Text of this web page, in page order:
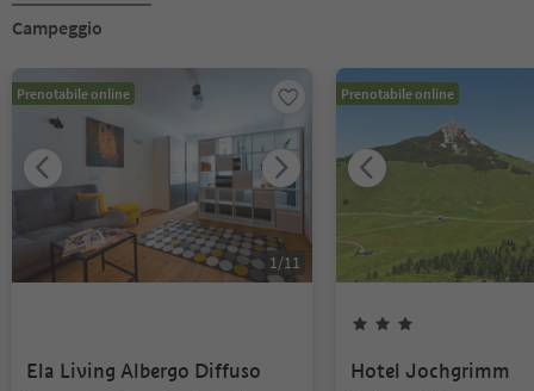
Campeggio
Prenotabile online
1/11
Ela Living Albergo Diffuso
Prenotabile online
Hotel Jochgrimm